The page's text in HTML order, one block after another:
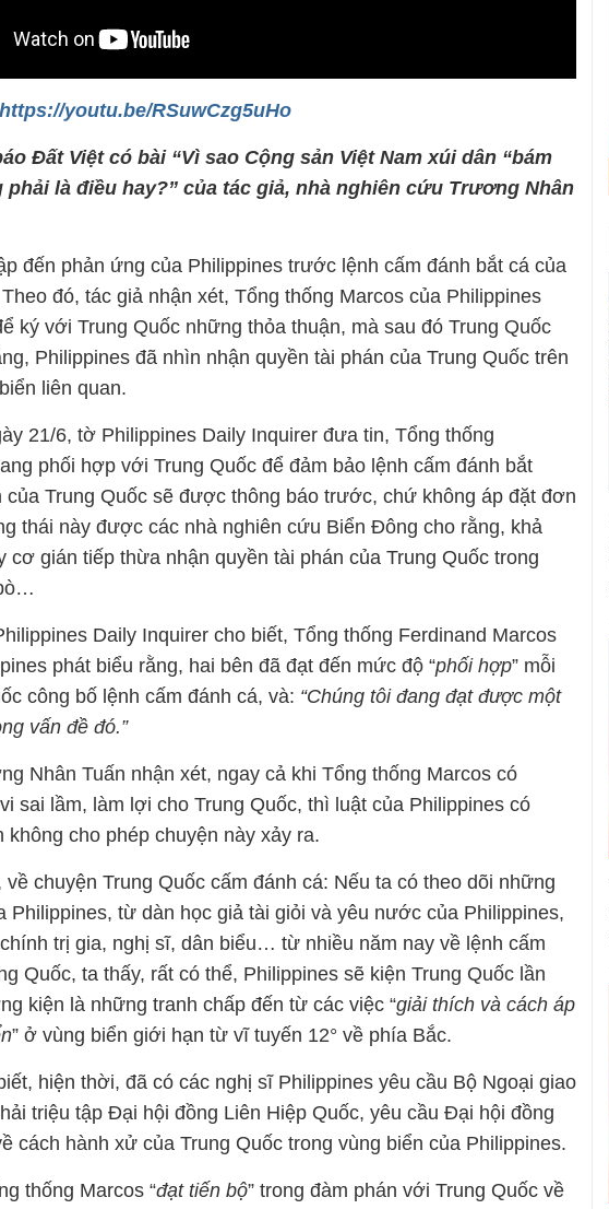
https://youtu.be/RSuwCzg5uHo
Đất Việt có bài “Vì sao Cộng sản Việt Nam xúi dân “bám
phải là điều hay?” của tác giả, nhà nghiên cứu Trương Nhân
đến phản ứng của Philippines trước lệnh cấm đánh bắt cá của
đó, tác giả nhận xét, Tổng thống Marcos của Philippines
ký với Trung Quốc những thỏa thuận, mà sau đó Trung Quốc
Philippines đã nhìn nhận quyền tài phán của Trung Quốc trên
liên quan.
21/6, tờ Philippines Daily Inquirer đưa tin, Tổng thống
phối hợp với Trung Quốc để đảm bảo lệnh cấm đánh bắt
của Trung Quốc sẽ được thông báo trước, chứ không áp đặt đơn
thái này được các nhà nghiên cứu Biển Đông cho rằng, khả
cơ gián tiếp thừa nhận quyền tài phán của Trung Quốc trong
Daily Inquirer cho biết, Tổng thống Ferdinand Marcos
phát biểu rằng, hai bên đã đạt đến mức độ “phối hợp” mỗi
công bố lệnh cấm đánh cá, và: “Chúng tôi đang đạt được một
vấn đề đó.”
Nhân Tuấn nhận xét, ngay cả khi Tổng thống Marcos có
sai lầm, làm lợi cho Trung Quốc, thì luật của Philippines có
không cho phép chuyện này xảy ra.
về chuyện Trung Quốc cấm đánh cá: Nếu ta có theo dõi những
Philippines, từ dàn học giả tài giỏi và yêu nước của Philippines,
trị gia, nghị sĩ, dân biểu… từ nhiều năm nay về lệnh cấm
Quốc, ta thấy, rất có thể, Philippines sẽ kiện Trung Quốc lần
kiện là những tranh chấp đến từ các việc “giải thích và cách áp
” ở vùng biển giới hạn từ vĩ tuyến 12° về phía Bắc.
hiện thời, đã có các nghị sĩ Philippines yêu cầu Bộ Ngoại giao
triệu tập Đại hội đồng Liên Hiệp Quốc, yêu cầu Đại hội đồng
cách hành xử của Trung Quốc trong vùng biển của Philippines.
thống Marcos “đạt tiến bộ” trong đàm phán với Trung Quốc về